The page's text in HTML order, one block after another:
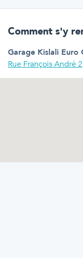
Comment s'y
Garage Kislali Euro
Rue François André